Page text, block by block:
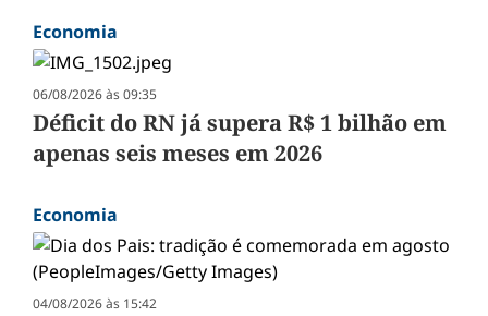
Economia
06/08/2026 às 09:35
Déficit do RN já supera R$ 1 bilhão em
apenas seis meses em 2026
Economia
04/08/2026 às 15:42